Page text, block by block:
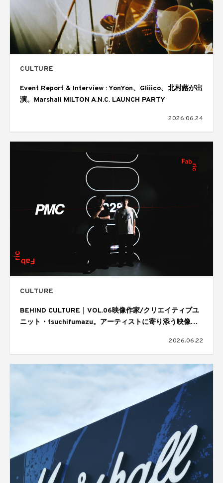
CULTURE
Event Report & Interview : YonYon、Gliiico、北村蕗が出
演。Marshall MILTON A.N.C. LAUNCH PARTY
2026.06.24
CULTURE
BEHIND CULTURE｜VOL.06映像作家/クリエイティブユ
ニット・tsuchifumazu。アーティストに寄り添う映像表
2026.06.22